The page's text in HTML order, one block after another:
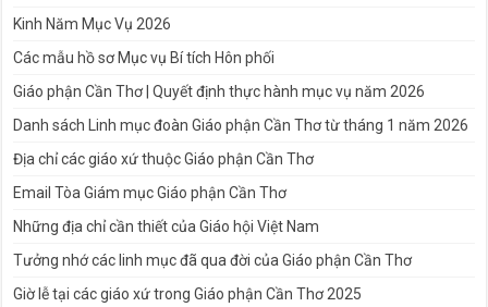
Kinh Năm Mục Vụ 2026
Các mẫu hồ sơ Mục vụ Bí tích Hôn phối
Giáo phận Cần Thơ | Quyết định thực hành mục vụ năm 2026
Danh sách Linh mục đoàn Giáo phận Cần Thơ từ tháng 1 năm 2026
Địa chỉ các giáo xứ thuộc Giáo phận Cần Thơ
Email Tòa Giám mục Giáo phận Cần Thơ
Những địa chỉ cần thiết của Giáo hội Việt Nam
Tưởng nhớ các linh mục đã qua đời của Giáo phận Cần Thơ
Giờ lễ tại các giáo xứ trong Giáo phận Cần Thơ 2025